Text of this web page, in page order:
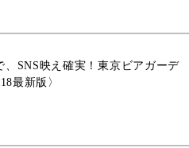
、SNS映え確実！東京ビアガーデ
最新版〉